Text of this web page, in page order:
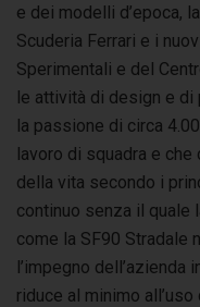
e dei modelli d’epoca,
Scuderia Ferrari e i
Sperimentali e del
le attività di design e di
la passione di circa
lavoro di squadra e
della vita secondo i
continuo senza il quale
come la SF90 Stradale
l’impegno dell’azienda
riduce al minimo